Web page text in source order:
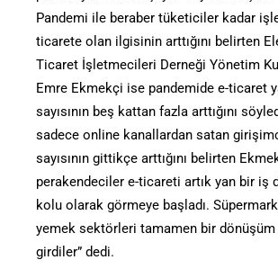
Pandemi ile beraber tüketiciler kadar
ticarete olan ilgisinin arttığını belirten
Ticaret İşletmecileri Derneği Yönetim
Emre Ekmekçi ise pandemide e-ticaret
sayısının beş kattan fazla arttığını
sadece online kanallardan satan
sayısının gittikçe arttığını belirten
perakendeciler e-ticareti artık yan bir iş
kolu olarak görmeye başladı.
yemek sektörleri tamamen bir
girdiler” dedi.